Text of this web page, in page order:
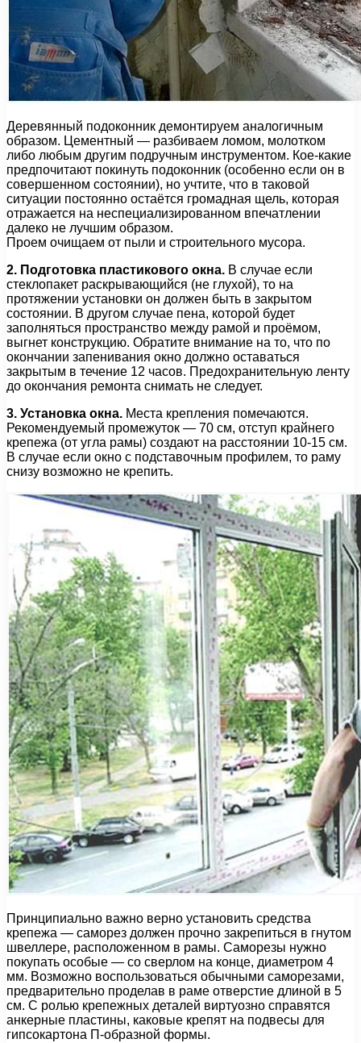
Деревянный подоконник демонтируем аналогичным
образом. Цементный — разбиваем ломом, молотком
либо любым другим подручным инструментом. Кое-какие
предпочитают покинуть подоконник (особенно если он в
совершенном состоянии), но учтите, что в таковой
ситуации постоянно остаётся громадная щель, которая
отражается на неспециализированном впечатлении
далеко не лучшим образом.
Проем очищаем от пыли и строительного мусора.
2. Подготовка пластикового окна. В случае если
стеклопакет раскрывающийся (не глухой), то на
протяжении установки он должен быть в закрытом
состоянии. В другом случае пена, которой будет
заполняться пространство между рамой и проёмом,
выгнет конструкцию. Обратите внимание на то, что по
окончании запенивания окно должно оставаться
закрытым в течение 12 часов. Предохранительную ленту
до окончания ремонта снимать не следует.
3. Установка окна. Места крепления помечаются.
Рекомендуемый промежуток — 70 см, отступ крайнего
крепежа (от угла рамы) создают на расстоянии 10-15 см.
В случае если окно с подставочным профилем, то раму
снизу возможно не крепить.
Принципиально важно верно установить средства
крепежа — саморез должен прочно закрепиться в гнутом
швеллере, расположенном в рамы. Саморезы нужно
покупать особые — со сверлом на конце, диаметром 4
мм. Возможно воспользоваться обычными саморезами,
предварительно проделав в раме отверстие длиной в 5
см. С ролью крепежных деталей виртуозно справятся
анкерные пластины, каковые крепят на подвесы для
гипсокартона П-образной формы.